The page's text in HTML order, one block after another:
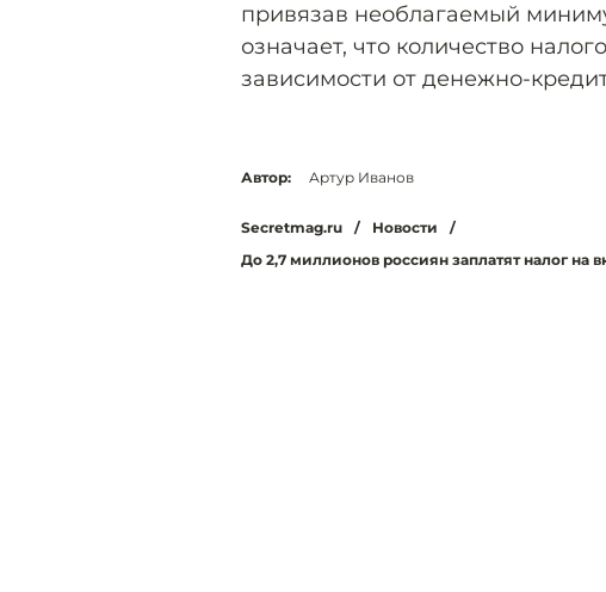
привязав необлагаемый
означает, что количество
зависимости от денежно-
Автор: Артур Иванов
Secretmag.ru / Новости
/
До 2,7 миллионов россиян заплатят налог на